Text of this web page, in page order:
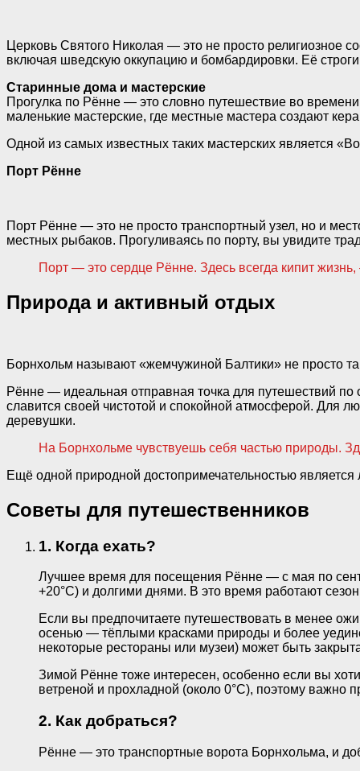
Церковь Святого Николая — это не просто религиозное
включая шведскую оккупацию и бомбардировки. Её
Старинные дома и мастерские
Прогулка по Рённе — это словно путешествие во
маленькие мастерские, где местные мастера создают
Одной из самых известных таких мастерских является
Порт Рённе
Порт Рённе — это не просто транспортный узел, но и
местных рыбаков. Прогуливаясь по порту, вы увидите
Порт — это сердце Рённе. Здесь всегда кипит
Природа и активный отдых
Борнхольм называют «жемчужиной Балтики» не просто
Рённе — идеальная отправная точка для путешествий по
славится своей чистотой и спокойной атмосферой. Для
деревушки.
На Борнхольме чувствуешь себя частью природы.
Ещё одной природной достопримечательностью
Советы для путешественников
1. Когда ехать?
Лучшее время для посещения Рённе — с мая по
+20°C) и долгими днями. В это время работают
Если вы предпочитаете путешествовать в менее
осенью — тёплыми красками природы и более
некоторые рестораны или музеи) может быть
Зимой Рённе тоже интересен, особенно если вы
ветреной и прохладной (около 0°C), поэтому важно
2. Как добраться?
Рённе — это транспортные ворота Борнхольма, и